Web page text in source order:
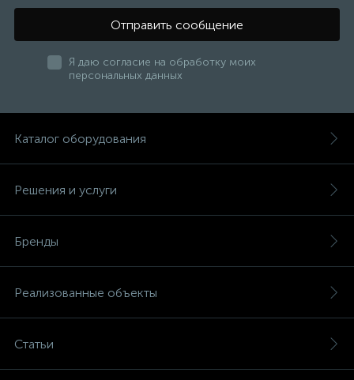
Отправить сообщение
Я даю согласие на обработку моих
персональных данных
Каталог оборудования
Решения и услуги
Бренды
Реализованные объекты
Статьи